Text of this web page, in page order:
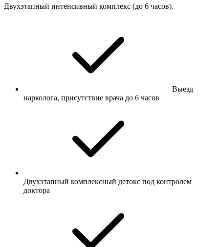
Двухэтапный интенсивный комплекс (до 6 часов).
Выезд
нарколога, присутствие врача до 6 часов
Двухэтапный комплексный детокс под контролем
доктора